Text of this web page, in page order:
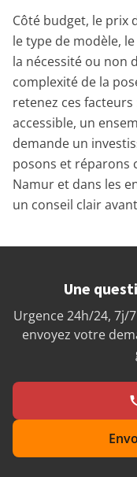
Côté budget, le prix
le type de modèle,
la nécessité ou non
complexité de la
retenez ces
accessible, un
demande un
posons et réparons
Namur et dans les
un conseil clair
Une
Urgence 24h/24, 7j/
envoyez votre